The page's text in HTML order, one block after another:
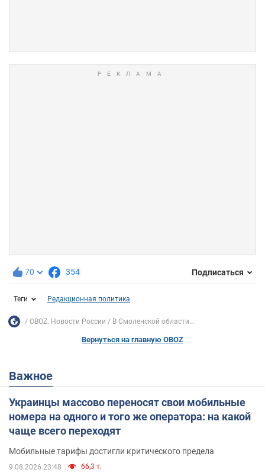
70 354 Подписаться
Теги Редакционная политика
OBOZ. Новости России В Смоленской области...
Вернуться на главную OBOZ
Важное
Украинцы массово переносят свои мобильные
номера на одного и того же оператора: на какой
чаще всего переходят
Мобильные тарифы достигли критического предела
9.08.2026 23:48 66,3 т.